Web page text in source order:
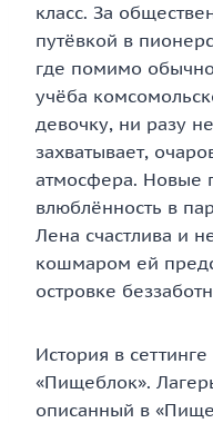
класс. За
путёвкой в
где помимо
учёба
девочку, ни разу
захватывает,
атмосфера. Новые
влюблённость в
Лена счастлива и
кошмаром ей
островке
История в
«Пищеблок».
описанный в